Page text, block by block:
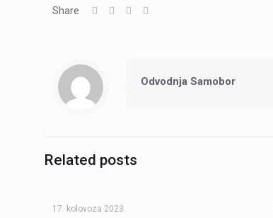
Share
Odvodnja Samobor
Related posts
17. kolovoza 2023.